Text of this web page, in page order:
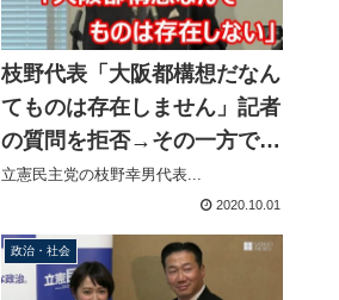
枝野代表「大阪都構想だなん
てものは存在しません」記者
の質問を拒否→その一方でア
イドルグループの改名は熱く
立憲民主党の枝野幸男代表...
2020.10.01
政治・社会